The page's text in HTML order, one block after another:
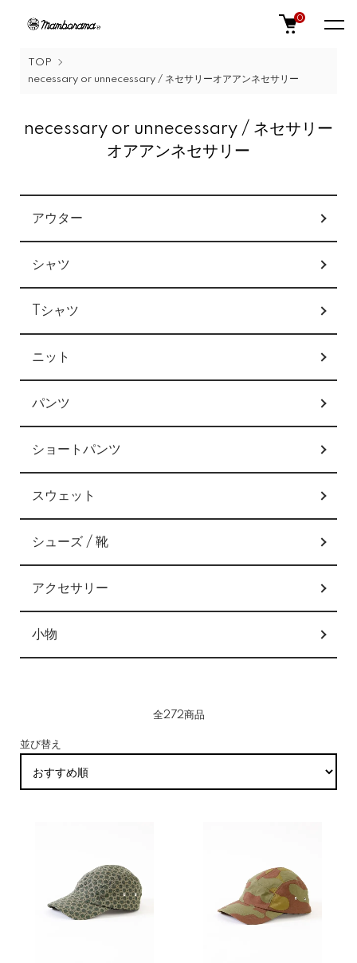
0
TOP
necessary or unnecessary / ネセサリーオアアンネセサリー
necessary or unnecessary / ネセサリー
オアアンネセサリー
カテゴリー一覧
アウター
シャツ
Tシャツ
ニット
パンツ
ショートパンツ
スウェット
シューズ / 靴
アクセサリー
小物
全272商品
並び替え